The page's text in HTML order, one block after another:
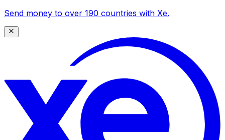
Send money to over 190 countries with Xe.